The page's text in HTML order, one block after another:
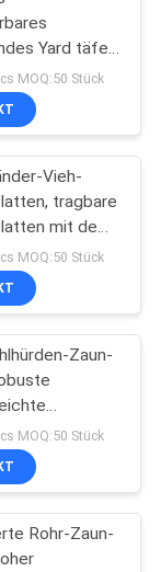
45
25
Yard täfelt
tragbaren
MOQ:50 Stück
Vieh-
tragbare
mit dem
Grün gemalt
MOQ:50 Stück
Zaun-
MOQ:50 Stück
Rohr-Zaun-